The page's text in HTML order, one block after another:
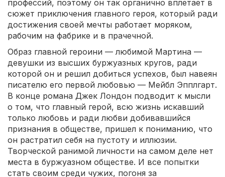
профессий, поэтому он так органично вплетает в
сюжет приключения главного героя, который ради
достижения своей мечты работает моряком,
рабочим на фабрике и в прачечной.
Образ главной героини — любимой Мартина —
девушки из высших буржуазных кругов, ради
которой он и решил добиться успехов, был навеян
писателю его первой любовью — Мейбл Эпплгарт.
В конце романа Джек Лондон подводит к мысли
о том, что главный герой, всю жизнь искавший
только любовь и ради любви добивавшийся
признания в обществе, пришел к пониманию, что
он растратил себя на пустоту и иллюзии.
Творческой ранимой личности на самом деле нет
места в буржуазном обществе. И все попытки
стать своим среди чужих, погоня за